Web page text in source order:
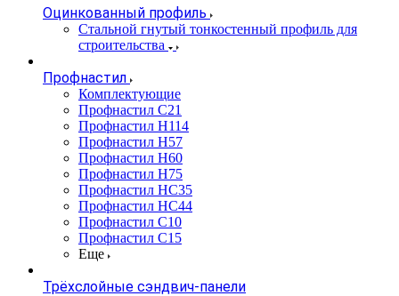
Оцинкованный профиль
Стальной гнутый тонкостенный профиль для
строительства
Профнастил
Комплектующие
Профнастил C21
Профнастил Н114
Профнастил Н57
Профнастил Н60
Профнастил Н75
Профнастил НС35
Профнастил НС44
Профнастил С10
Профнастил С15
Еще
Трёхслойные сэндвич-панели